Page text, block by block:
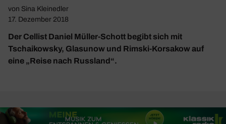
von Sina Kleinedler
17. Dezember 2018
Der Cellist Daniel Müller-Schott begibt sich mit
Tschaikowsky, Glasunow und Rimski-Korsakow auf
eine „Reise nach Russland“.